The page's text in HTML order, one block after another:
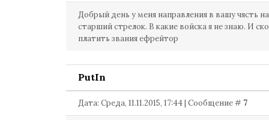
Добрый день у меня направления в вашу чясть
старший стрелок. В какие войска я не знаю. И
платить звания ефрейтор
PutIn
Дата: Среда, 11.11.2015, 17:44 | Сообщение # 7